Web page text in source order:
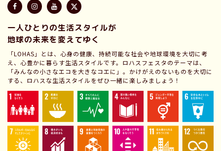
一人ひとりの生活スタイルが
地球の未来を変えてゆく
「LOHAS」とは、心身の健康、持続可能な社会や地球環境を大切に考
え、心豊かに暮らす生活スタイルです。ロハスフェスタのテーマは、
「みんなの小さなエコを大きなコエに」。かけがえのないものを大切に
する、ロハスな生活スタイルをぜひ一緒に楽しみましょう！